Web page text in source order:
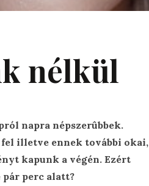
nélkül
napra népszerûbbek.
illetve ennek további okai,
kapunk a végén. Ezért
perc alatt?